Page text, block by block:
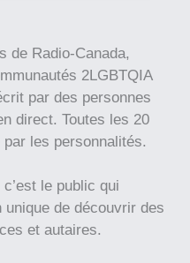
de Radio-Canada,
2LGBTQIA
par des personnes
direct. Toutes les 20
les personnalités.
le public qui
unique de découvrir des
et autaires.